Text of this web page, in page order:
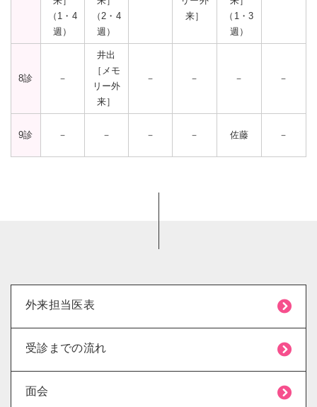
（1・4
週）
（2・4
週）
来］
（1・3
週）
8診 －
井出
［メモ
リー外
来］
－ － － －
9診 － － － － 佐藤 －
外来担当医表
受診までの流れ
面会